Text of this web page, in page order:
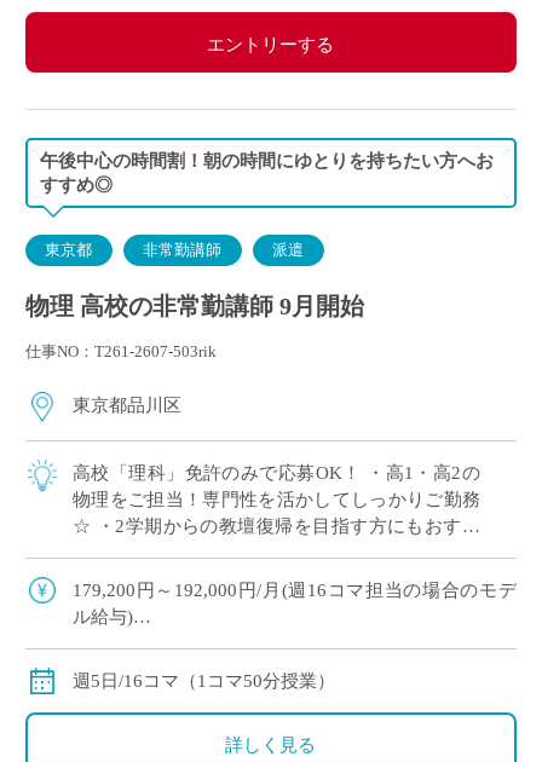
エントリーする
午後中心の時間割！朝の時間にゆとりを持ちたい方へお
すすめ◎
東京都 非常勤講師 派遣
物理 高校の非常勤講師 9月開始
仕事NO：T261-2607-503rik
東京都品川区
高校「理科」免許のみで応募OK！ ・高1・高2の
物理をご担当！専門性を活かしてしっかりご勤務
☆ ・2学期からの教壇復帰を目指す方にもおすす
も便利です♪
179,200円～192,000円/月(週16コマ担当の場合のモデ
ル給与)
◇交通費別途支給
週5日/16コマ（1コマ50分授業）
詳しく見る